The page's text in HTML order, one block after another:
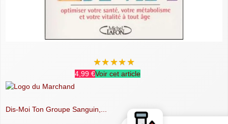
★★★★★
4,99 €Voir cet article
Dis-Moi Ton Groupe Sanguin,...